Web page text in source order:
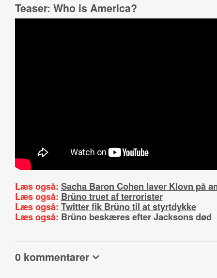
Teaser: Who is America?
Læs også: Sacha Baron Cohen laver Klovn på
Læs også: Brüno truet af terrorister
Læs også: Twitter fik Brüno til at styrtdykke
Læs også: Brüno beskæres efter Jacksons død
0 kommentarer